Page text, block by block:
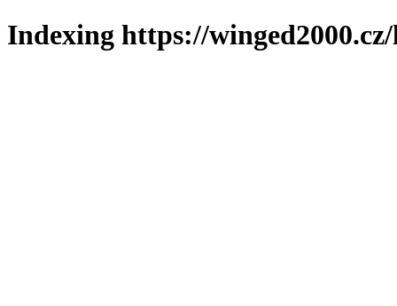
Indexing https://